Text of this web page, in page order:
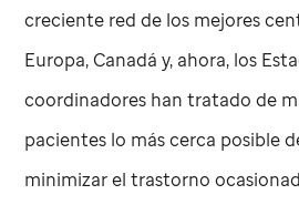
creciente red de los mejores
Europa, Canadá y, ahora, los
coordinadores han tratado de
pacientes lo más cerca posible
minimizar el trastorno